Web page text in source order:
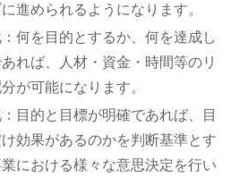
進められるようになります。
何を目的とするか、何を達成し
れば、人材・資金・時間等のリ
が可能になります。
目的と目標が明確であれば、目
効果があるのかを判断基準とす
における様々な意思決定を行い